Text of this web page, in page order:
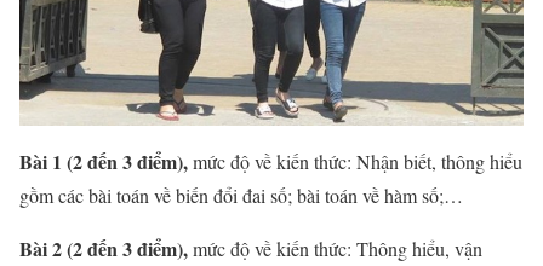
Bài 1 (2 đến 3 điểm),mức độ về kiến thức: Nhận biết, thông hiểu
gồm các bài toán về biến đổi đai số; bài toán về hàm số;…
Bài 2 (2 đến 3 điểm),mức độ về kiến thức: Thông hiểu, vận